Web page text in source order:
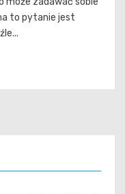
to pytanie jest